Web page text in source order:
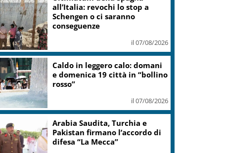
all’Italia: revochi lo stop a
Schengen o ci saranno
conseguenze
il 07/08/2026
Caldo in leggero calo: domani
e domenica 19 città in “bollino
rosso”
il 07/08/2026
Arabia Saudita, Turchia e
Pakistan firmano l’accordo di
difesa “La Mecca”